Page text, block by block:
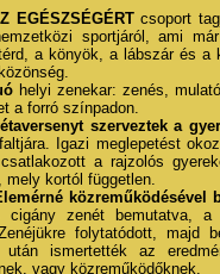
EGÉSZSÉGÉRTcsoport
sportjáról, ami
a könyök, a lábszár és a
helyi zenekar: zenés,
a forró színpadon.
szerveztek a
Igazi meglepetést
a rajzolós
mely kortól független.
közreműködésével
cigány zenét bemutatva,
folytatódott, majd
után ismertették az
vagy közreműködőknek.